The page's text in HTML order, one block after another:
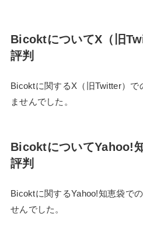
BicoktについてX（旧
評判
Bicoktに関するX（旧Twitter）
ませんでした。
BicoktについてYahoo!
評判
Bicoktに関するYahoo!知恵袋で
せんでした。